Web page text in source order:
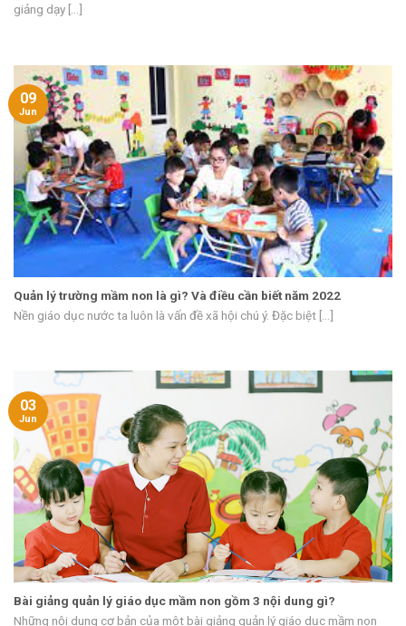
giảng dạy [...]
Quản lý trường mầm non là gì? Và điều cần biết năm 2022
Nền giáo dục nước ta luôn là vấn đề xã hội chú ý. Đặc biệt [...]
09
Jun
Bài giảng quản lý giáo dục mầm non gồm 3 nội dung gì?
Những nội dung cơ bản của một bài giảng quản lý giáo dục mầm non
03
Jun